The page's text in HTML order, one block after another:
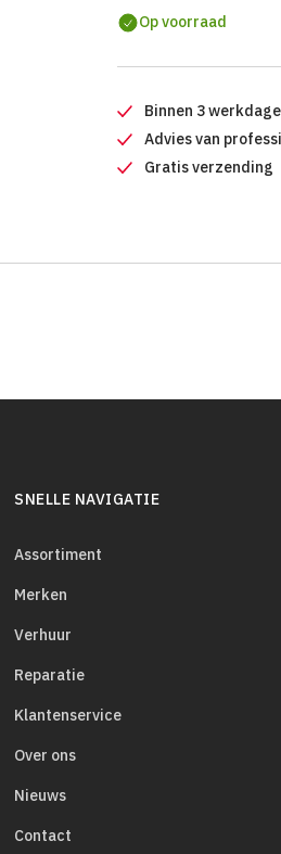
Op voorraad
Binnen 3
Advies van
Gratis verzending
SNELLE NAVIGATIE
Assortiment
Merken
Verhuur
Reparatie
Klantenservice
Over ons
Nieuws
Contact